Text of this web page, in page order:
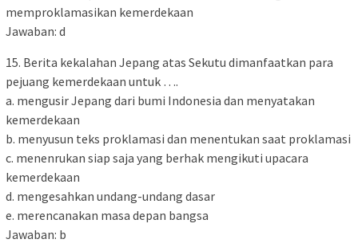
memproklamasikan kemerdekaan
Jawaban: d
15. Berita kekalahan Jepang atas Sekutu dimanfaatkan para
pejuang kemerdekaan untuk ….
a. mengusir Jepang dari bumi Indonesia dan menyatakan
kemerdekaan
b. menyusun teks proklamasi dan menentukan saat proklamasi
c. menenrukan siap saja yang berhak mengikuti upacara
kemerdekaan
d. mengesahkan undang-undang dasar
e. merencanakan masa depan bangsa
Jawaban: b